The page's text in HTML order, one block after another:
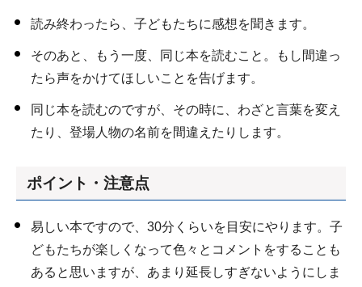
読み終わったら、子どもたちに感想を聞きます。
そのあと、もう一度、同じ本を読むこと。もし間違っ
たら声をかけてほしいことを告げます。
同じ本を読むのですが、その時に、わざと言葉を変え
たり、登場人物の名前を間違えたりします。
ポイント・注意点
易しい本ですので、30分くらいを目安にやります。子
どもたちが楽しくなって色々とコメントをすることも
あると思いますが、あまり延長しすぎないようにしま